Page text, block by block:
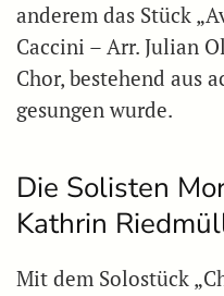
anderem das Stück
Caccini – Arr. Julian
Chor, bestehend aus
gesungen wurde.
Die Solisten
Kathrin
Mit dem Solostück